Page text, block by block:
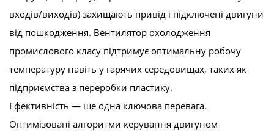
входів/виходів) захищають привід і підключені двигуни
від пошкодження. Вентилятор охолодження
промислового класу підтримує оптимальну робочу
температуру навіть у гарячих середовищах, таких як
підприємства з переробки пластику.
Ефективність — ще одна ключова перевага.
Оптимізовані алгоритми керування двигуном